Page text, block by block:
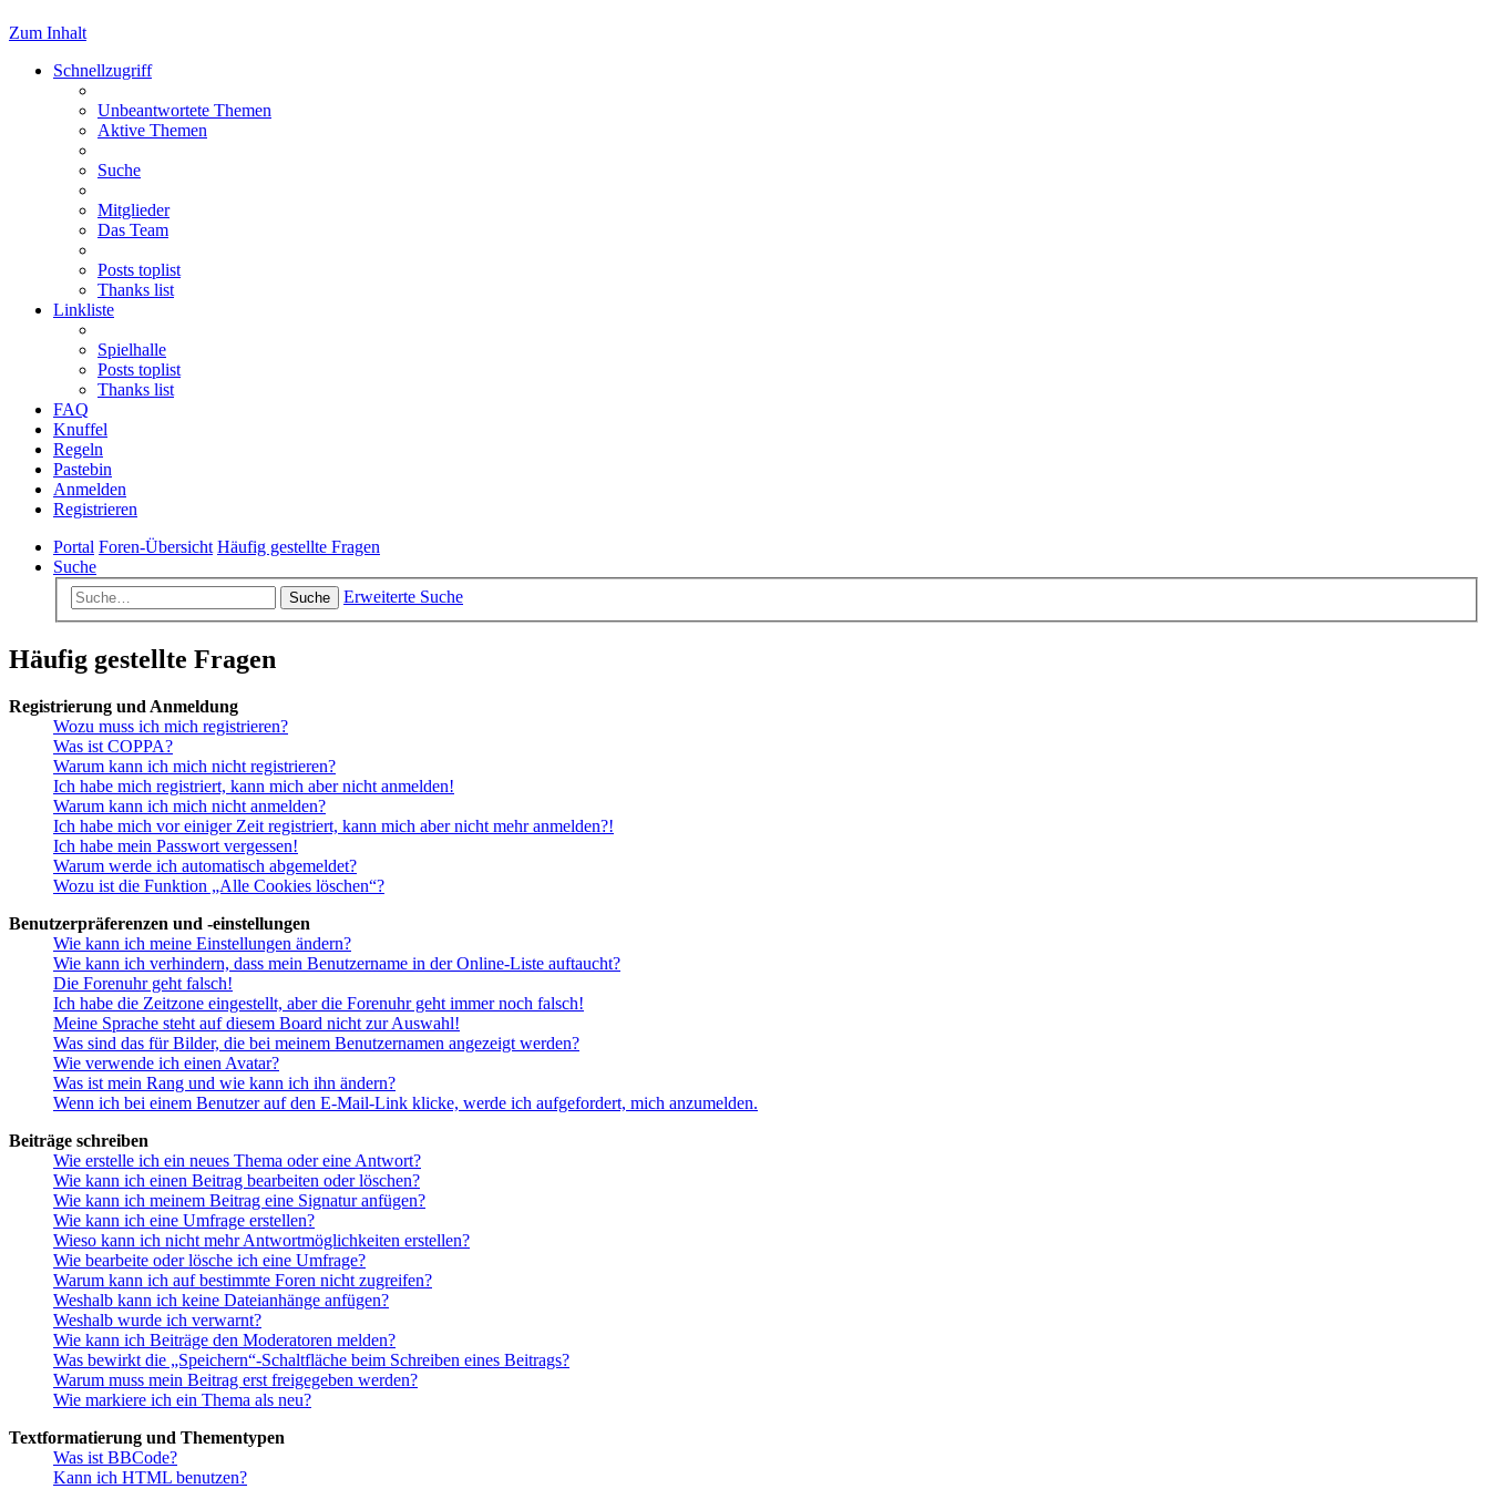
Zum Inhalt
Schnellzugriff
Unbeantwortete Themen
Aktive Themen
Suche
Mitglieder
Das Team
Posts toplist
Thanks list
Linkliste
Spielhalle
Posts toplist
Thanks list
FAQ
Knuffel
Regeln
Pastebin
Anmelden
Registrieren
Portal Foren-Übersicht Häufig gestellte Fragen
Suche
Suche Erweiterte Suche
Häufig gestellte Fragen
Registrierung und Anmeldung
Wozu muss ich mich registrieren?
Was ist COPPA?
Warum kann ich mich nicht registrieren?
Ich habe mich registriert, kann mich aber nicht anmelden!
Warum kann ich mich nicht anmelden?
Ich habe mich vor einiger Zeit registriert, kann mich aber nicht mehr anmelden?!
Ich habe mein Passwort vergessen!
Warum werde ich automatisch abgemeldet?
Wozu ist die Funktion „Alle Cookies löschen“?
Benutzerpräferenzen und -einstellungen
Wie kann ich meine Einstellungen ändern?
Wie kann ich verhindern, dass mein Benutzername in der Online-Liste auftaucht?
Die Forenuhr geht falsch!
Ich habe die Zeitzone eingestellt, aber die Forenuhr geht immer noch falsch!
Meine Sprache steht auf diesem Board nicht zur Auswahl!
Was sind das für Bilder, die bei meinem Benutzernamen angezeigt werden?
Wie verwende ich einen Avatar?
Was ist mein Rang und wie kann ich ihn ändern?
Wenn ich bei einem Benutzer auf den E-Mail-Link klicke, werde ich aufgefordert, mich anzumelden.
Beiträge schreiben
Wie erstelle ich ein neues Thema oder eine Antwort?
Wie kann ich einen Beitrag bearbeiten oder löschen?
Wie kann ich meinem Beitrag eine Signatur anfügen?
Wie kann ich eine Umfrage erstellen?
Wieso kann ich nicht mehr Antwortmöglichkeiten erstellen?
Wie bearbeite oder lösche ich eine Umfrage?
Warum kann ich auf bestimmte Foren nicht zugreifen?
Weshalb kann ich keine Dateianhänge anfügen?
Weshalb wurde ich verwarnt?
Wie kann ich Beiträge den Moderatoren melden?
Was bewirkt die „Speichern“-Schaltfläche beim Schreiben eines Beitrags?
Warum muss mein Beitrag erst freigegeben werden?
Wie markiere ich ein Thema als neu?
Textformatierung und Thementypen
Was ist BBCode?
Kann ich HTML benutzen?